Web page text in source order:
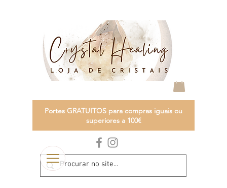
Portes GRATUITOS para compras iguais ou
superiores a 100€